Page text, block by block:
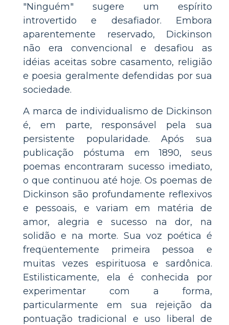
"Ninguém" sugere um espírito
introvertido e desafiador. Embora
aparentemente reservado, Dickinson
não era convencional e desafiou as
idéias aceitas sobre casamento, religião
e poesia geralmente defendidas por sua
sociedade.
A marca de individualismo de Dickinson
é, em parte, responsável pela sua
persistente popularidade. Após sua
publicação póstuma em 1890, seus
poemas encontraram sucesso imediato,
o que continuou até hoje. Os poemas de
Dickinson são profundamente reflexivos
e pessoais, e variam em matéria de
amor, alegria e sucesso na dor, na
solidão e na morte. Sua voz poética é
freqüentemente primeira pessoa e
muitas vezes espirituosa e sardônica.
Estilisticamente, ela é conhecida por
experimentar com a forma,
particularmente em sua rejeição da
pontuação tradicional e uso liberal de